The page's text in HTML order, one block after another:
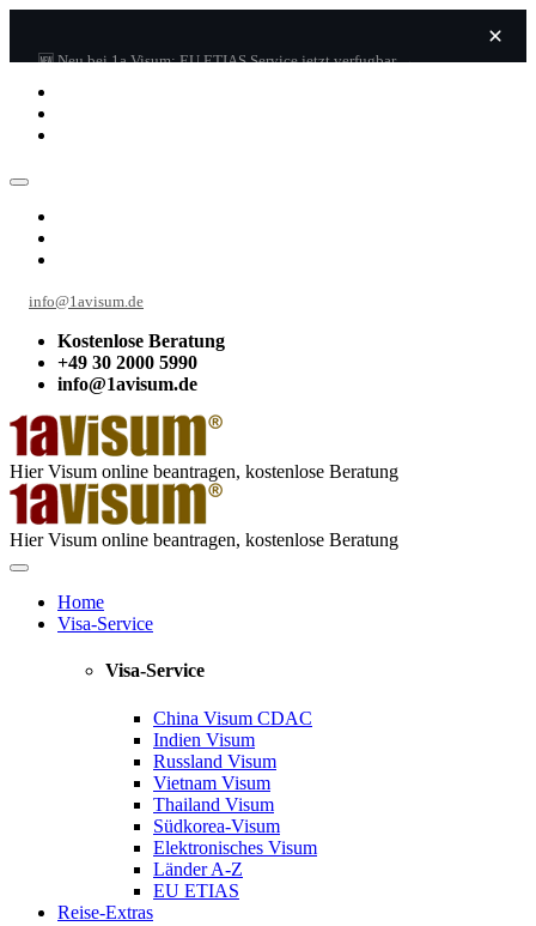
info@1avisum.de
Kostenlose Beratung
+49 30 2000 5990
info@1avisum.de
Hier Visum online beantragen, kostenlose Beratung
Hier Visum online beantragen, kostenlose Beratung
Home
Visa-Service
Visa-Service
China Visum CDAC
Indien Visum
Russland Visum
Vietnam Visum
Thailand Visum
Südkorea-Visum
Elektronisches Visum
Länder A-Z
EU ETIAS
Reise-Extras